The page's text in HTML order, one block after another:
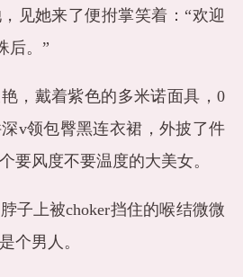
见她来了便拊掌笑着：“欢迎
后。”
，戴着紫色的多米诺面具，0
v领包臀黑连衣裙，外披了件
要风度不要温度的大美女。
子上被choker挡住的喉结微微
个男人。